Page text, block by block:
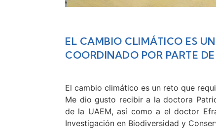
EL CAMBIO CLIMÁTICO ES
COORDINADO POR PARTE
El cambio climático es un reto que
Me dio gusto recibir a la doctora
de la UAEM, así como a el doctor
Investigación en Biodiversidad y